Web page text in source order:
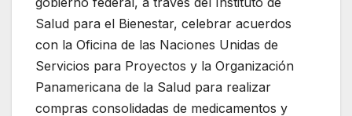
Salud para el Bienestar, celebrar acuerdos
con la Oficina de las Naciones Unidas de
Servicios para Proyectos y la Organización
Panamericana de la Salud para realizar
compras consolidadas de medicamentos y